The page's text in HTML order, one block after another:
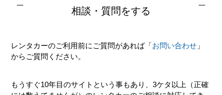
イ
ド
ー
相談・質問をする
レンタカーのご利用前にご質問があれば「お問い合わせ 」
からご質問ください。
もうすぐ10年目のサイトという事もあり、3ケタ以上（正確